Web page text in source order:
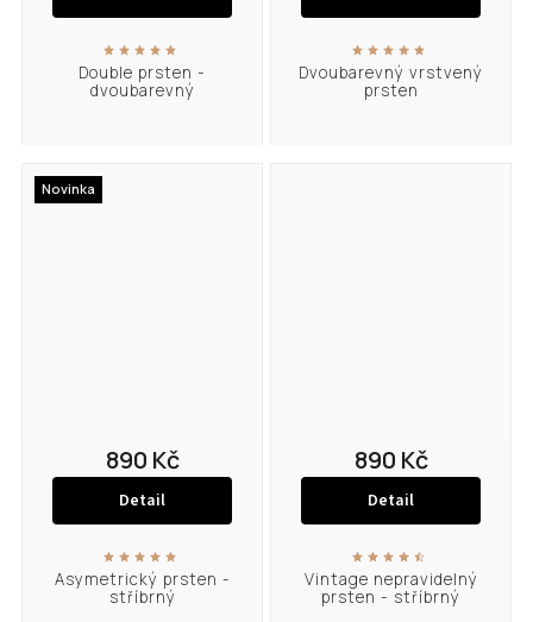
Double prsten -
dvoubarevný
Dvoubarevný vrstvený
prsten
Novinka
Asymetrický prsten -
stříbrný
890 Kč
Detail
Vintage nepravidelný
prsten - stříbrný
890 Kč
Detail